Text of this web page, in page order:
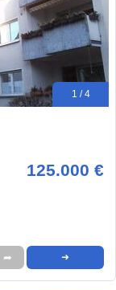
1 / 4
125.000 €
➦ ➜